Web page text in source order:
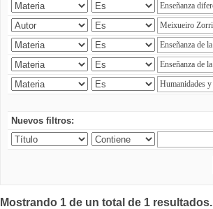
Nuevos filtros:
Mostrando 1 de un total de 1 resultados.